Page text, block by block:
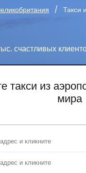
Такси
счастливых
такси из
мира